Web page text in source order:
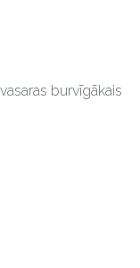
burvīgākais